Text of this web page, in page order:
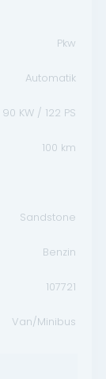
Pkw
Automatik
90 KW / 122 PS
100 km
Sandstone
Benzin
107721
Van/Minibus